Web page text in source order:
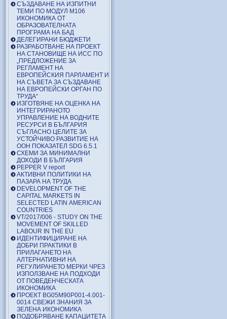
СЪЗДАВАНЕ НА ИЗПИТНИ
ТЕМИ ПО МОДУЛ М106
ИКОНОМИКА ОТ
ОБРАЗОВАТЕЛНАТА
ПРОГРАМА НА БАД
ДЕЛЕГИРАНИ БЮДЖЕТИ
РАЗРАБОТВАНЕ НА ПРОЕКТ
НА СТАНОВИЩЕ НА ИСС ПО
„ПРЕДЛОЖЕНИЕ ЗА
РЕГЛАМЕНТ НА
ЕВРОПЕЙСКИЯ ПАРЛАМЕНТ И
НА СЪВЕТА ЗА СЪЗДАВАНЕ
НА ЕВРОПЕЙСКИ ОРГАН ПО
ТРУДА“
ИЗГОТВЯНЕ НА ОЦЕНКА НА
ИНТЕГРИРАНОТО
УПРАВЛЕНИЕ НА ВОДНИТЕ
РЕСУРСИ В БЪЛГАРИЯ
СЪГЛАСНО ЦЕЛИТЕ ЗА
УСТОЙЧИВО РАЗВИТИЕ НА
ООН ПОКАЗАТЕЛ SDG 6.5.1
СХЕМИ ЗА МИНИМАЛНИ
ДОХОДИ В БЪЛГАРИЯ
PEPPER V report
АКТИВНИ ПОЛИТИКИ НА
ПАЗАРА НА ТРУДА
DEVELOPMENT OF THE
CAPITAL MARKETS IN
SELECTED LATIN AMERICAN
COUNTRIES
VT/2017/006 - STUDY ON THE
MOVEMENT OF SKILLED
LABOUR IN THE EU
ИДЕНТИФИЦИРАНЕ НА
ДОБРИ ПРАКТИКИ В
ПРИЛАГАНЕТО НА
АЛТЕРНАТИВНИ НА
РЕГУЛИРАНЕТО МЕРКИ ЧРЕЗ
ИЗПОЛЗВАНЕ НА ПОДХОДИ
ОТ ПОВЕДЕНЧЕСКАТА
ИКОНОМИКА
ПРОЕКТ BG05M90P001-4.001-
0014 СВЕЖИ ЗНАНИЯ ЗА
ЗЕЛЕНА ИКОНОМИКА
ПОДОБРЯВАНЕ КАПАЦИТЕТА